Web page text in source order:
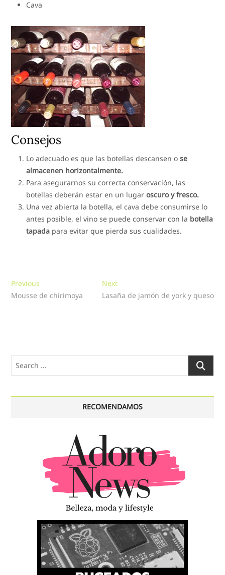
Cava
Consejos
Lo adecuado es que las botellas descansen ose
almacenen horizontalmente.
Para asegurarnos su correcta conservación, las
botellas deberán estar en un lugaroscuro y fresco.
Una vez abierta la botella, el cava debe consumirse lo
antes posible, el vino se puede conservar con la botella
tapada para evitar que pierda sus cualidades.
Navegación
de
Previous
post:
Mousse de chirimoya
NextNext
post:
Lasaña de jamón de york y queso
Search
RECOMENDAMOS